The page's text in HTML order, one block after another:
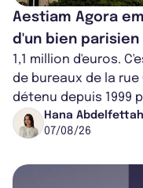
Aestiam Agora
d'un bien parisien
1,1 million d'euros.
de bureaux de la rue
détenu depuis 1999
cédé avec une plus-
Hana Abdelfettah
07/08/26